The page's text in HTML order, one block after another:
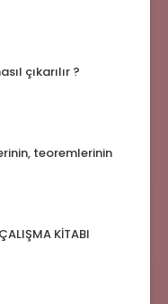
çıkarılır ?
teoremlerinin
KİTABI